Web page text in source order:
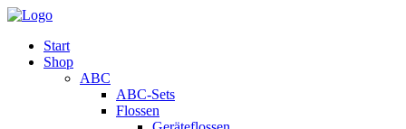
Start
Shop
ABC
ABC-Sets
Flossen